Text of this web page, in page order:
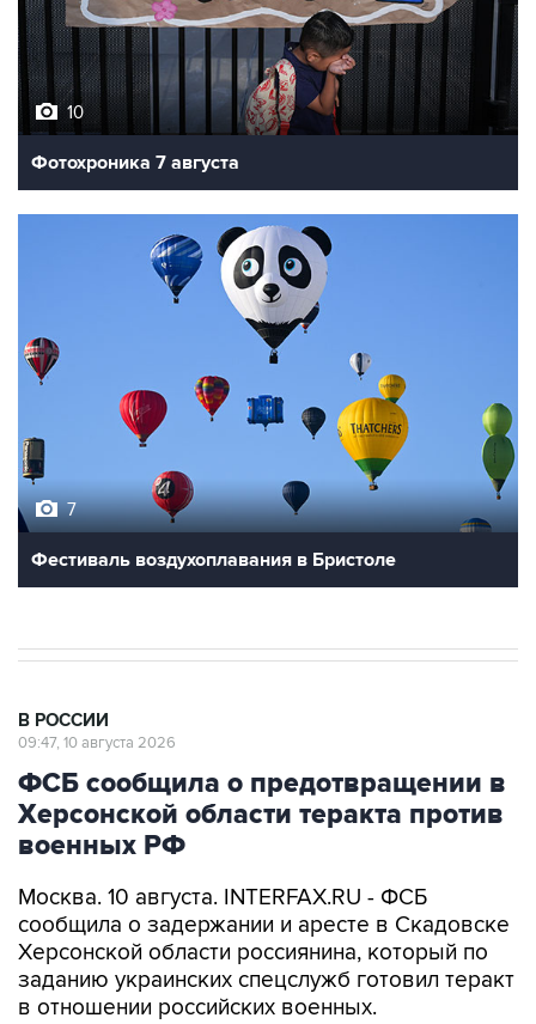
10
Фотохроника 7 августа
7
Фестиваль воздухоплавания в Бристоле
В РОССИИ
09:47, 10 августа 2026
ФСБ сообщила о предотвращении в
Херсонской области теракта против
военных РФ
Москва. 10 августа. INTERFAX.RU - ФСБ
сообщила о задержании и аресте в Скадовске
Херсонской области россиянина, который по
заданию украинских спецслужб готовил теракт
в отношении российских военных.